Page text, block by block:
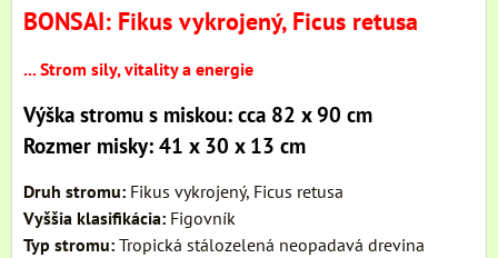
BONSAI: Fikus vykrojený, Ficus retusa
... Strom sily, vitality a energie
Výška stromu s miskou: cca 82 x 90 cm
Rozmer misky: 41 x 30 x 13 cm
Druh stromu: Fikus vykrojený, Ficus retusa
Vyššia klasifikácia: Figovník
Typ stromu: Tropická stálozelená neopadavá drevina